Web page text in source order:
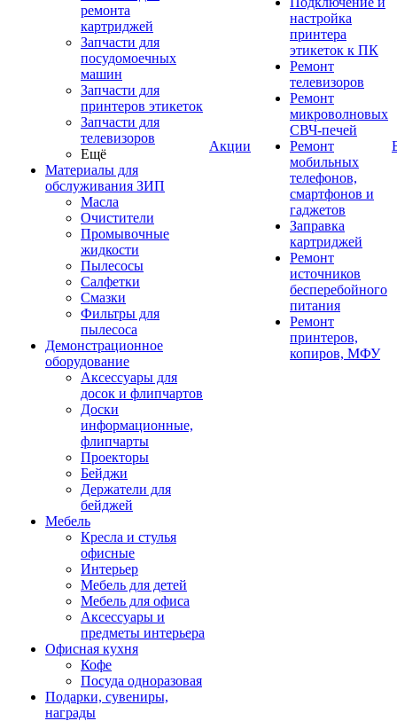
ремонта
картриджей
Запчасти для
посудомоечных
машин
Запчасти для
принтеров этикеток
Запчасти для
телевизоров
Ещё
Материалы для
обслуживания ЗИП
Масла
Очистители
Промывочные
жидкости
Пылесосы
Салфетки
Смазки
Фильтры для
пылесоса
Демонстрационное
оборудование
Аксессуары для
досок и флипчартов
Доски
информационные,
флипчарты
Проекторы
Бейджи
Держатели для
бейджей
Мебель
Кресла и стулья
офисные
Интерьер
Мебель для детей
Мебель для офиса
Аксессуары и
предметы интерьера
Офисная кухня
Кофе
Посуда одноразовая
Подарки, сувениры,
награды
Акции
настройка
принтера
этикеток к ПК
Ремонт
телевизоров
Ремонт
микроволновых
СВЧ-печей
Ремонт
мобильных
телефонов,
смартфонов и
гаджетов
Заправка
картриджей
Ремонт
источников
бесперебойного
питания
Ремонт
принтеров,
копиров, МФУ